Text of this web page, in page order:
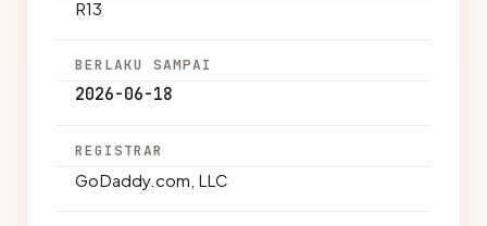
R13
BERLAKU SAMPAI
2026-06-18
REGISTRAR
GoDaddy.com, LLC